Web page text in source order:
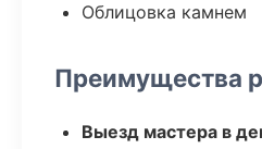
Облицовка камнем
Преимущества
Выезд мастера в